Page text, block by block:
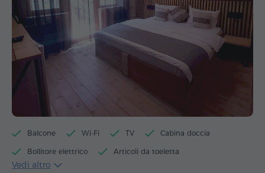
Balcone Wi-Fi TV Cabina doccia
Bollitore elettrico Articoli da toeletta
Asciugamani
Vedi altro